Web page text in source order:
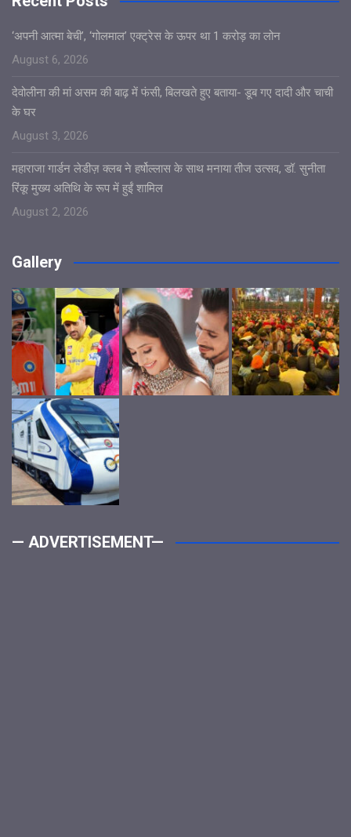
‘अपनी आत्मा बेची’, ‘गोलमाल’ एक्ट्रेस के ऊपर था 1 करोड़ का लोन
August 6, 2026
देवोलीना की मां असम की बाढ़ में फंसी, बिलखते हुए बताया- डूब गए दादी और चाची
के घर
August 3, 2026
महाराजा गार्डन लेडीज़ क्लब ने हर्षोल्लास के साथ मनाया तीज उत्सव, डॉ. सुनीता
रिंकू मुख्य अतिथि के रूप में हुईं शामिल
August 2, 2026
Gallery
— ADVERTISEMENT—